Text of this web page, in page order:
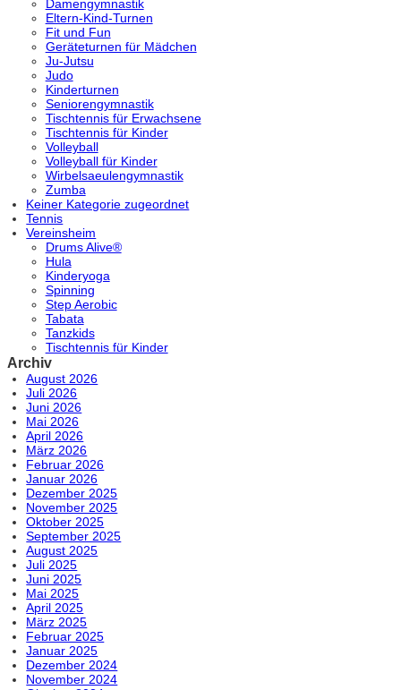
Damengymnastik
Eltern-Kind-Turnen
Fit und Fun
Geräteturnen für Mädchen
Ju-Jutsu
Judo
Kinderturnen
Seniorengymnastik
Tischtennis für Erwachsene
Tischtennis für Kinder
Volleyball
Volleyball für Kinder
Wirbelsaeulengymnastik
Zumba
Keiner Kategorie zugeordnet
Tennis
Vereinsheim
Drums Alive®
Hula
Kinderyoga
Spinning
Step Aerobic
Tabata
Tanzkids
Tischtennis für Kinder
Archiv
August 2026
Juli 2026
Juni 2026
Mai 2026
April 2026
März 2026
Februar 2026
Januar 2026
Dezember 2025
November 2025
Oktober 2025
September 2025
August 2025
Juli 2025
Juni 2025
Mai 2025
April 2025
März 2025
Februar 2025
Januar 2025
Dezember 2024
November 2024